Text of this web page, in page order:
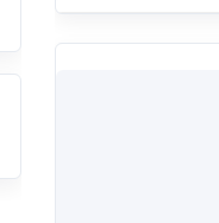
בישראל